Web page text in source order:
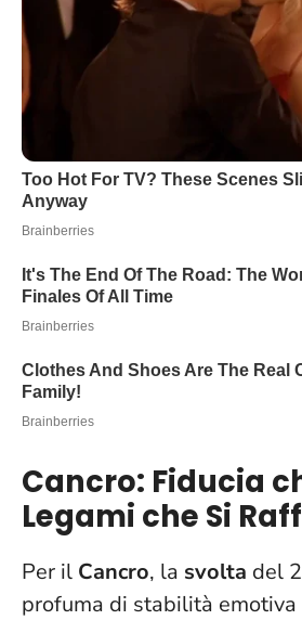
Cancro: Fiducia
Legami che Si
Per il Cancro, la svolta del
profuma di stabilità